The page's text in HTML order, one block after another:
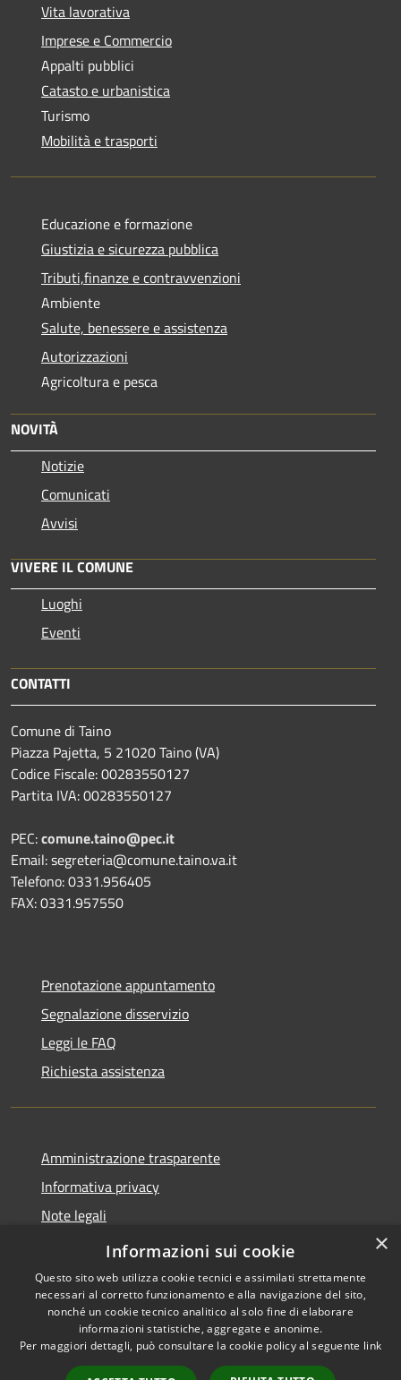
Vita lavorativa
Imprese e Commercio
Appalti pubblici
Catasto e urbanistica
Turismo
Mobilità e trasporti
Educazione e formazione
Giustizia e sicurezza pubblica
Tributi,finanze e contravvenzioni
Ambiente
Salute, benessere e assistenza
Autorizzazioni
Agricoltura e pesca
NOVITÀ
Notizie
Comunicati
Avvisi
VIVERE IL COMUNE
Luoghi
Eventi
CONTATTI
Comune di Taino
Piazza Pajetta, 5 21020 Taino (VA)
Codice Fiscale: 00283550127
Partita IVA: 00283550127
PEC:comune.taino@pec.it
Email: segreteria@comune.taino.va.it
Telefono: 0331.956405
FAX: 0331.957550
Prenotazione appuntamento
Segnalazione disservizio
Leggi le FAQ
Richiesta assistenza
Amministrazione trasparente
Informativa privacy
Note legali
Dichiarazione di accessibilità
Accessibilità
Copyright © 2026 • Comune di
Taino • Powered by
×
Informazioni sui cookie
Questo sito web utilizza cookie tecnici e assimilati strettamente
necessari al corretto funzionamento e alla navigazione del sito,
nonché un cookie tecnico analitico al solo fine di elaborare
informazioni statistiche, aggregate e anonime.
Per maggiori dettagli, può consultare la cookie policy al seguente link